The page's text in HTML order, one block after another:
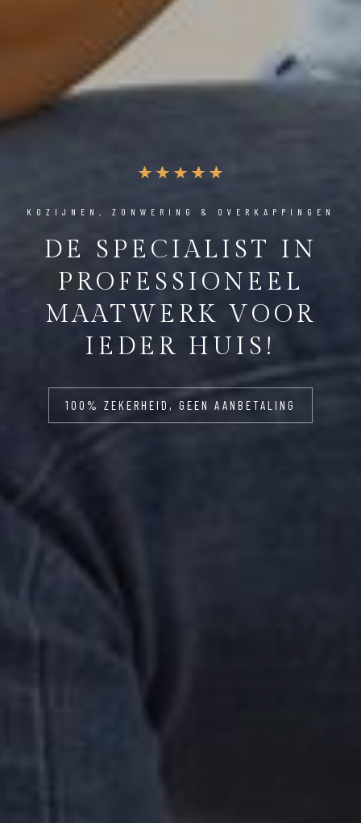
KOZIJNEN, ZONWERING & OVERKAPPINGEN
DE SPECIALIST IN
PROFESSIONEEL
MAATWERK VOOR
IEDER HUIS!
100% ZEKERHEID, GEEN AANBETALING